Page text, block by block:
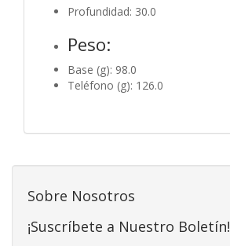
Profundidad: 30.0
Peso:
Base (g): 98.0
Teléfono (g): 126.0
Sobre Nosotros
¡Suscríbete a Nuestro Boletín!